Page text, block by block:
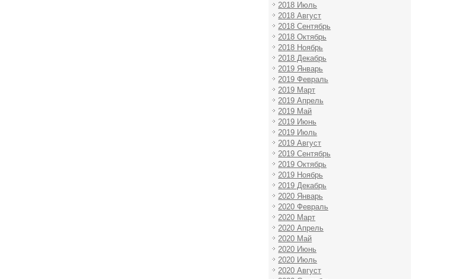
2018 Июль
2018 Август
2018 Сентябрь
2018 Октябрь
2018 Ноябрь
2018 Декабрь
2019 Январь
2019 Февраль
2019 Март
2019 Апрель
2019 Май
2019 Июнь
2019 Июль
2019 Август
2019 Сентябрь
2019 Октябрь
2019 Ноябрь
2019 Декабрь
2020 Январь
2020 Февраль
2020 Март
2020 Апрель
2020 Май
2020 Июнь
2020 Июль
2020 Август